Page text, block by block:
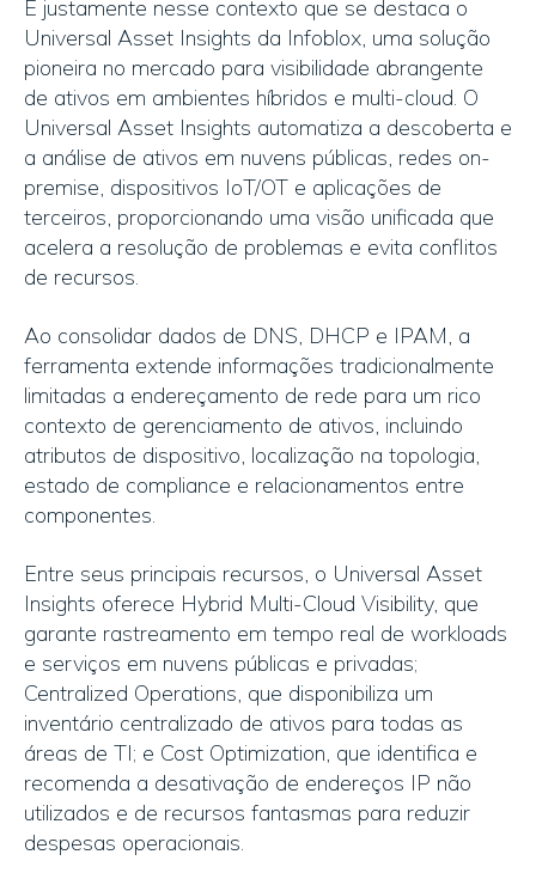
É justamente nesse contexto que se destaca o
Universal Asset Insights da Infoblox, uma solução
pioneira no mercado para visibilidade abrangente
de ativos em ambientes híbridos e multi-cloud. O
Universal Asset Insights automatiza a descoberta e
a análise de ativos em nuvens públicas, redes on-
premise, dispositivos IoT/OT e aplicações de
terceiros, proporcionando uma visão unificada que
acelera a resolução de problemas e evita conflitos
de recursos.
Ao consolidar dados de DNS, DHCP e IPAM, a
ferramenta extende informações tradicionalmente
limitadas a endereçamento de rede para um rico
contexto de gerenciamento de ativos, incluindo
atributos de dispositivo, localização na topologia,
estado de compliance e relacionamentos entre
componentes.
Entre seus principais recursos, o Universal Asset
Insights oferece Hybrid Multi-Cloud Visibility, que
garante rastreamento em tempo real de workloads
e serviços em nuvens públicas e privadas;
Centralized Operations, que disponibiliza um
inventário centralizado de ativos para todas as
áreas de TI; e Cost Optimization, que identifica e
recomenda a desativação de endereços IP não
utilizados e de recursos fantasmas para reduzir
despesas operacionais.